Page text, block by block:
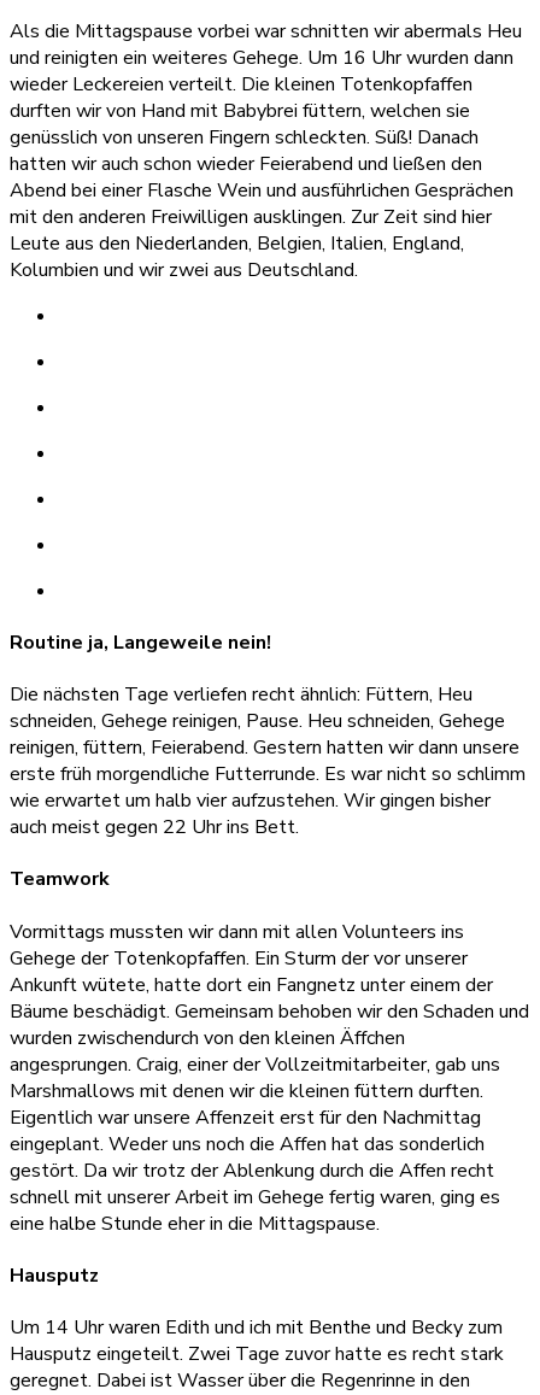
Als die Mittagspause vorbei war schnitten wir abermals Heu
und reinigten ein weiteres Gehege. Um 16 Uhr wurden dann
wieder Leckereien verteilt. Die kleinen Totenkopfaffen
durften wir von Hand mit Babybrei füttern, welchen sie
genüsslich von unseren Fingern schleckten. Süß! Danach
hatten wir auch schon wieder Feierabend und ließen den
Abend bei einer Flasche Wein und ausführlichen Gesprächen
mit den anderen Freiwilligen ausklingen. Zur Zeit sind hier
Leute aus den Niederlanden, Belgien, Italien, England,
Kolumbien und wir zwei aus Deutschland.
Routine ja, Langeweile nein!
Die nächsten Tage verliefen recht ähnlich: Füttern, Heu
schneiden, Gehege reinigen, Pause. Heu schneiden, Gehege
reinigen, füttern, Feierabend. Gestern hatten wir dann unsere
erste früh morgendliche Futterrunde. Es war nicht so schlimm
wie erwartet um halb vier aufzustehen. Wir gingen bisher
auch meist gegen 22 Uhr ins Bett.
Teamwork
Vormittags mussten wir dann mit allen Volunteers ins
Gehege der Totenkopfaffen. Ein Sturm der vor unserer
Ankunft wütete, hatte dort ein Fangnetz unter einem der
Bäume beschädigt. Gemeinsam behoben wir den Schaden und
wurden zwischendurch von den kleinen Äffchen
angesprungen. Craig, einer der Vollzeitmitarbeiter, gab uns
Marshmallows mit denen wir die kleinen füttern durften.
Eigentlich war unsere Affenzeit erst für den Nachmittag
eingeplant. Weder uns noch die Affen hat das sonderlich
gestört. Da wir trotz der Ablenkung durch die Affen recht
schnell mit unserer Arbeit im Gehege fertig waren, ging es
eine halbe Stunde eher in die Mittagspause.
Hausputz
Um 14 Uhr waren Edith und ich mit Benthe und Becky zum
Hausputz eingeteilt. Zwei Tage zuvor hatte es recht stark
geregnet. Dabei ist Wasser über die Regenrinne in den